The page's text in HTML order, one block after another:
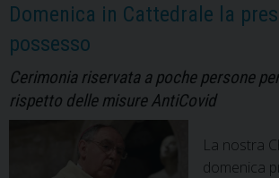
Domenica in Cattedrale la
possesso
Cerimonia riservata a poche persone
rispetto delle misure AntiCovid
La nostra
domenica